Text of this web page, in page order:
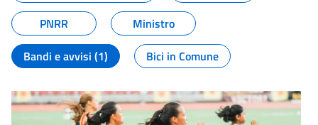
PNRR
Ministro
Bandi e avvisi (1)
Bici in Comune